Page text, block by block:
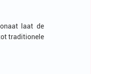
laat de
traditionele